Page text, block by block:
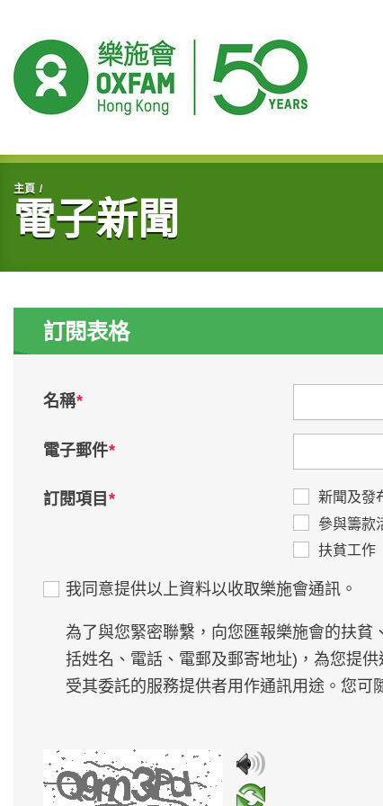
開始主要內容
主頁
電子新聞
訂閱表格
名稱*
電子郵件*
訂閱項目 *
新聞及發
參與籌款
扶貧工作
我同意提供以上資料以收取樂施會通訊。
為了與您緊密聯繫，向您匯報樂施會的扶
括姓名、電話、電郵及郵寄地址)，為您提
受其委託的服務提供者用作通訊用途。您可